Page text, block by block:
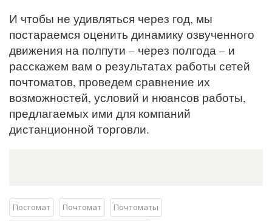
И чтобы не удивляться через год, мы
постараемся оценить динамику озвученного
движения на полпути – через полгода – и
расскажем вам о результатах работы сетей
почтоматов, проведем сравнение их
возможностей, условий и нюансов работы,
предлагаемых ими для компаний
дистанционной торговли.
Постомат Почтомат
Почтоматы